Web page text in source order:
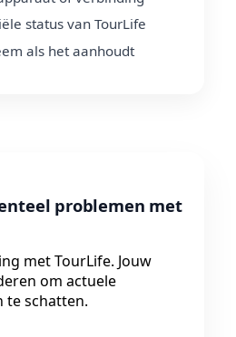
status van TourLife
als het aanhoudt
problemen met
met TourLife. Jouw
om actuele
te schatten.